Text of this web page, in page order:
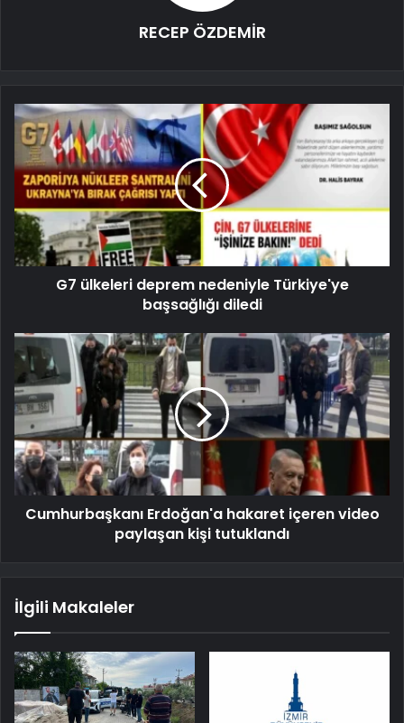
RECEP ÖZDEMİR
G7 ülkeleri deprem nedeniyle Türkiye'ye
başsağlığı diledi
Cumhurbaşkanı Erdoğan'a hakaret içeren video
paylaşan kişi tutuklandı
İlgili Makaleler